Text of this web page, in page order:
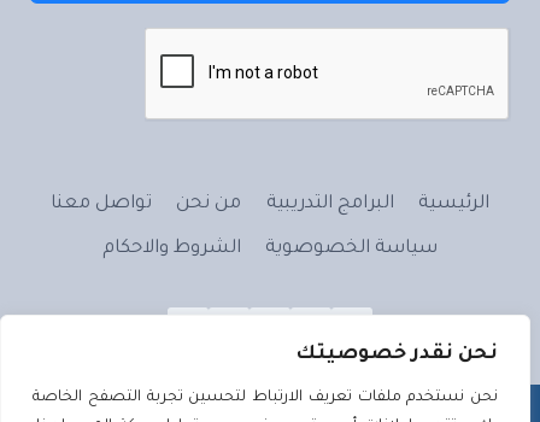
نحن نقدر خصوصيتك
نحن نستخدم ملفات تعريف الارتباط لتحسين تجربة التصفح الخاصة
الرئيسية البرامج التدريبية من نحن تواصل معنا
سياسة الخصوصوية الشروط والاحكام